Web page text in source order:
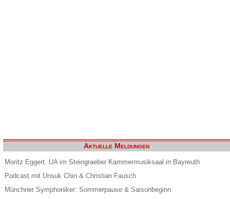
Aktuelle Meldungen
Moritz Eggert. UA im Steingraeber Kammermusiksaal in Bayreuth
Podcast mit Unsuk Chin & Christian Fausch
Münchner Symphoniker: Sommerpause & Saisonbeginn